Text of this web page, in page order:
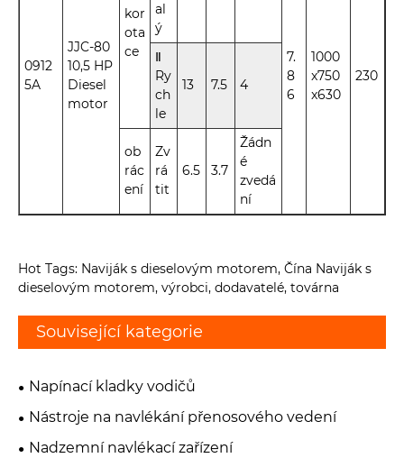
0912
5A
JJC-80
10,5 HP
Diesel
motor
kor
ota
ce
al
ý
7.
8
6
1000
x750
x630
230
Ⅱ
Ry
ch
le
13 7.5 4
ob
rác
ení
Zv
rá
tit
6.5 3.7
Žádn
é
zvedá
ní
Hot Tags: Naviják s dieselovým motorem, Čína Naviják s
dieselovým motorem, výrobci, dodavatelé, továrna
Související kategorie
Napínací kladky vodičů
Nástroje na navlékání přenosového vedení
Nadzemní navlékací zařízení